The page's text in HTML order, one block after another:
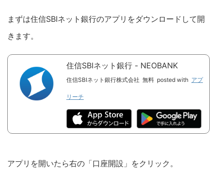
まずは住信SBIネット銀行のアプリをダウンロードして開
きます。
住信SBIネット銀行 - NEOBANK
住信SBIネット銀行株式会社 無料 posted with アプ
リーチ
アプリを開いたら右の「口座開設」をクリック。